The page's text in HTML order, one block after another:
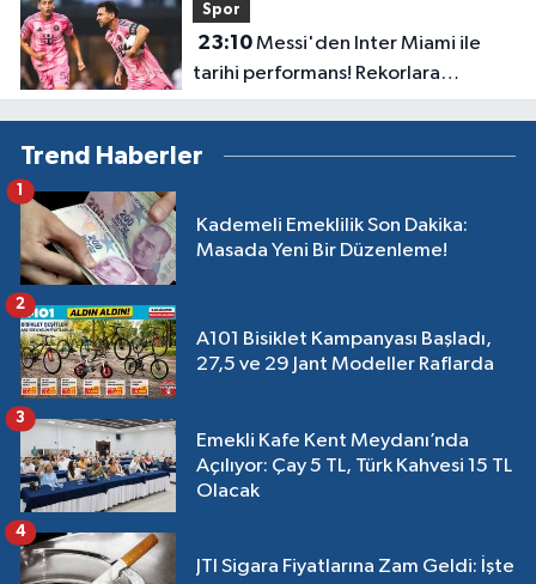
Spor
23:10Messi'den Inter Miami ile
tarihi performans! Rekorlara
doymuyor
Trend Haberler
Kademeli Emeklilik Son Dakika:
Masada Yeni Bir Düzenleme!
A101 Bisiklet Kampanyası Başladı,
27,5 ve 29 Jant Modeller Raflarda
2
Emekli Kafe Kent Meydanı’nda
Açılıyor: Çay 5 TL, Türk Kahvesi 15 TL
Olacak
3
JTI Sigara Fiyatlarına Zam Geldi: İşte
4